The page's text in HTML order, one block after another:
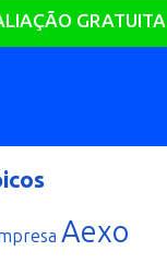
GRATUITA
Aexo